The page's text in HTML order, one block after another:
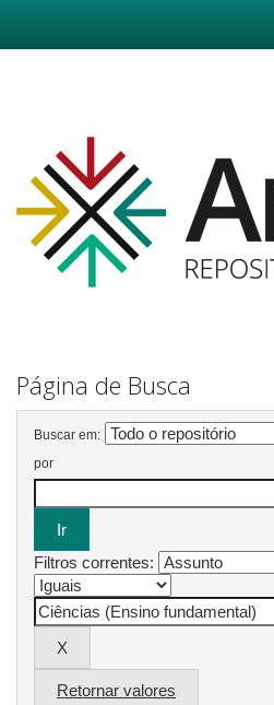
Página de Busca
Buscar em:
por
Filtros correntes:
Retornar valores